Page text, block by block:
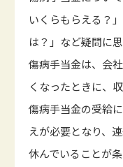
いくらもらえる？
は？」など疑問に
傷病手当金は、会
くなったときに、
傷病手当金の受給
えが必要となり、
休んでいることが条